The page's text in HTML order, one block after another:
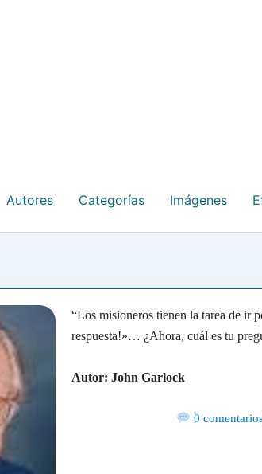
Autores Categorías Imágenes
“Los misioneros tienen la tarea de ir
respuesta!»… ¿Ahora, cuál es tu
Autor: John Garlock
0